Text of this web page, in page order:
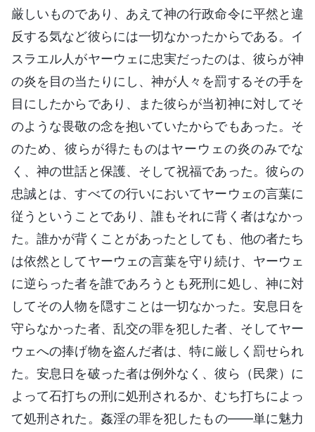
厳しいものであり、あえて神の行政命令に平然と違
反する気など彼らには一切なかったからである。イ
スラエル人がヤーウェに忠実だったのは、彼らが神
の炎を目の当たりにし、神が人々を罰するその手を
目にしたからであり、また彼らが当初神に対してそ
のような畏敬の念を抱いていたからでもあった。そ
のため、彼らが得たものはヤーウェの炎のみでな
く、神の世話と保護、そして祝福であった。彼らの
忠誠とは、すべての行いにおいてヤーウェの言葉に
従うということであり、誰もそれに背く者はなかっ
た。誰かが背くことがあったとしても、他の者たち
は依然としてヤーウェの言葉を守り続け、ヤーウェ
に逆らった者を誰であろうとも死刑に処し、神に対
してその人物を隠すことは一切なかった。安息日を
守らなかった者、乱交の罪を犯した者、そしてヤー
ウェへの捧げ物を盗んだ者は、特に厳しく罰せられ
た。安息日を破った者は例外なく、彼ら（民衆）に
よって石打ちの刑に処刑されるか、むち打ちによっ
て処刑された。姦淫の罪を犯したもの——単に魅力